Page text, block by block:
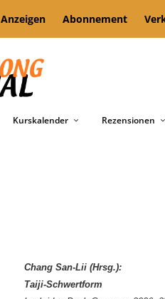
Anzeigen Abonnement
Kurskalender Rezensionen
Chang San-Lii (Hrsg.):
Taiji-Schwertform